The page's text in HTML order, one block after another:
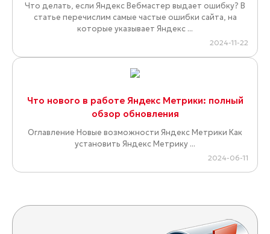
Что делать, если Яндекс Вебмастер выдает ошибку? В
статье перечислим самые частые ошибки сайта, на
которые указывает Яндекс ...
2024-11-22
Что нового в работе Яндекс Метрики: полный
обзор обновления
Оглавление Новые возможности Яндекс Метрики Как
установить Яндекс Метрику ...
2024-06-11